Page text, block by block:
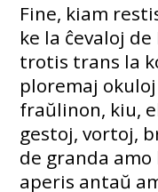
Fine, kiam
ke la ĉevaloj
trotis trans la
ploremaj
fraŭlinon, kiu,
gestoj, vortoj,
de granda
aperis antaŭ